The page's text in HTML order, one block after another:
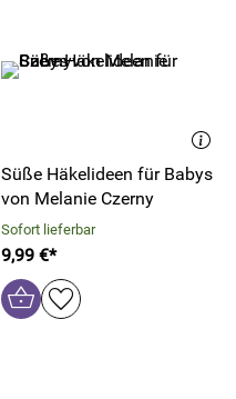
Süße Häkelideen für Babys
von Melanie Czerny
Sofort lieferbar
9,99 €*